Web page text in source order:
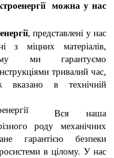
можна у нас
, представлені у нас
з міцних матеріалів,
ми гарантуємо
тривалий час,
вказано в технічній
Вся наша
роду механічних
гарантією безпеки
в цілому. У нас